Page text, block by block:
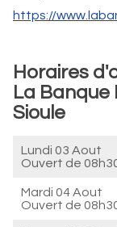
https://
Horaires
La Banque
Sioule
Lundi 03 Aout
Ouvert de
Mardi 04 Aout
Ouvert de